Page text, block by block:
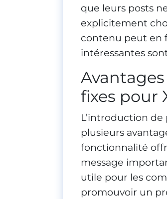
que leurs posts
explicitement
contenu peut en
intéressantes
fixes pour
L’introduction
plusieurs
fonctionnalité
message
utile pour les
promouvoir un